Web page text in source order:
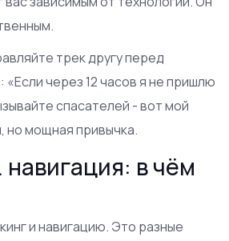
трек другу перед
через 12 часов я не пришлю
спасателей - вот мой
но мощная привычка.
навигация: в чём
и навигацию. Это разные